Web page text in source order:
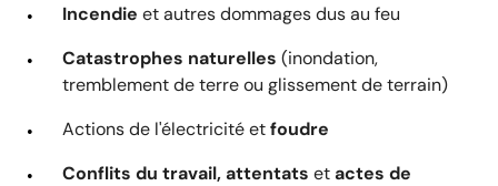
Incendie et autres dommages dus au feu
Catastrophes naturelles (inondation,
tremblement de terre ou glissement de terrain)
Actions de l'électricité etfoudre
Conflits du travail, attentats etactes de